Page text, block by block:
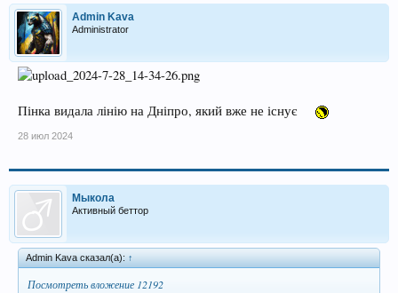
Admin Kava
Administrator
Пінка видала лінію на Дніпро, який вже не існує
28 июл 2024
Мыкола
Активный беттор
Admin Kava сказал(а): ↑
Посмотреть вложение 12192